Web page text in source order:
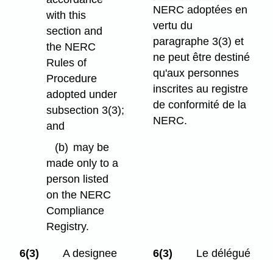
with this
section and
the NERC
Rules of
Procedure
adopted under
subsection 3(3);
and
(b) may be
made only to a
person listed
on the NERC
Compliance
Registry.
NERC adoptées en
vertu du
paragraphe 3(3) et
ne peut être destiné
qu'aux personnes
inscrites au registre
de conformité de la
NERC.
6(3)
A designee
6(3)
Le délégué